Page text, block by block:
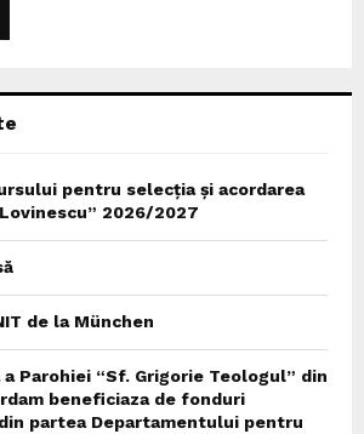
pentru selecția și acordarea
2026/2027
de la München
Parohiei “Sf. Grigorie Teologul” din
beneficiaza de fonduri
partea Departamentului pentru